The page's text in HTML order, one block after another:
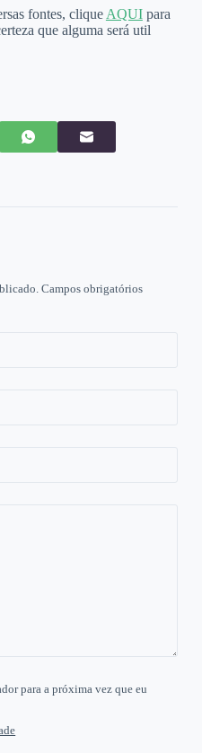
fontes, cliqueAQUIpara
que alguma será util
Campos obrigatórios
para a próxima vez que eu